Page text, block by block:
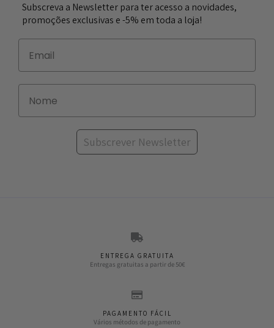
Subscreva a Newsletter para ter acesso a novidades,
promoções exclusivas e -5% em toda a loja!
Subscrever Newsletter
ENTREGA GRATUITA
Entregas gratuitas a partir de 50€
PAGAMENTO FÁCIL
Vários métodos de pagamento